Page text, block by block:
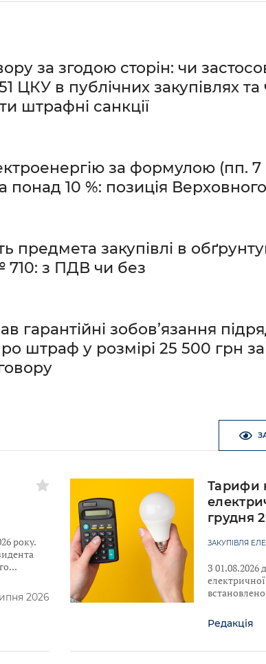
за згодою сторін: чи
ЦКУ в публічних закупівлях та
штрафні санкції
за формулою (пп. 7
понад 10 %: позиція
предмета закупівлі в
з ПДВ чи без
гарантійні зобов’язання
штраф у розмірі 25 500 грн
року.
2026
Тарифи
грудня
ЗАКУПІВЛЯ
З 01.08.2026
Редакція